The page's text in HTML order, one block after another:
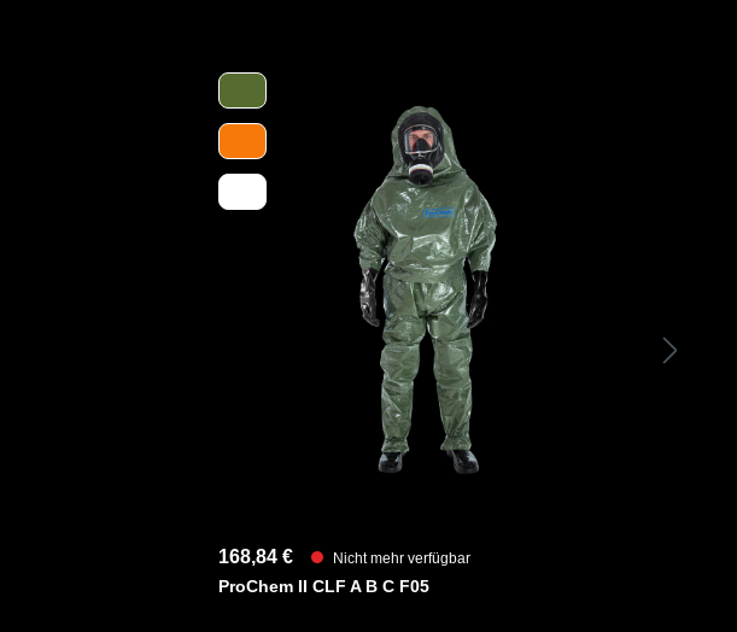
- Schutzklasse S5 mit Stahlkappe und
Stahlsohle (bzw. Mittelsohle)
- Behält seine Flexiblität / Materialeigenschaften
bis zu einer Temperatur von -10°C
- Ausgezeichnete Anti-Rutsch Ausstattung (SRC)
- Antistatisch ausgerüstet
- Ergonomische Sohle
- Widerstand gegen Kohlenwasserstoffe, Fette,
Öle und organische Produkte, sowie industrielle
Reinigungsprodukte (bspw. Ammoniak und
Bleichmittel)
- EN ISO 20345:2011
168,84 € Nicht mehr verfügbar
ProChem II CLF A B C F05